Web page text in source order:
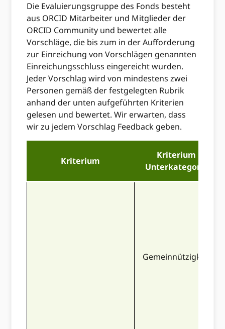
Die Evaluierungsgruppe des Fonds besteht
aus ORCID Mitarbeiter und Mitglieder der
ORCID Community und bewertet alle
Vorschläge, die bis zum in der Aufforderung
zur Einreichung von Vorschlägen genannten
Einreichungsschluss eingereicht wurden.
Jeder Vorschlag wird von mindestens zwei
Personen gemäß der festgelegten Rubrik
anhand der unten aufgeführten Kriterien
gelesen und bewertet. Wir erwarten, dass
wir zu jedem Vorschlag Feedback geben.
Kriterium
Kriterium
Unterkategorie
Gemeinnützigkeit